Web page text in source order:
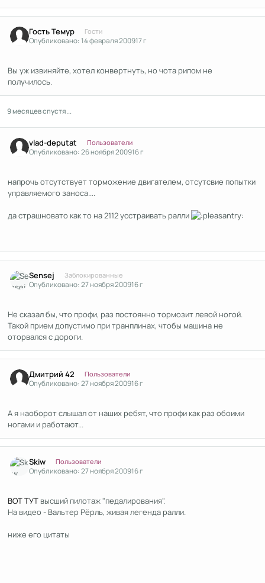
Гость Темур Гости
Опубликовано:14 февраля 200917 г
Вы уж извиняйте, хотел конвертнуть, но чота рипом не
получилось.
9 месяцев спустя...
vlad-deputat Пользователи
Опубликовано:26 ноября 200916 г
напрочь отсутствует торможение двигателем, отсутсвие попытки
управляемого заноса....
да страшновато как то на 2112 усстраивать ралли
Sensej Заблокированные
Опубликовано:27 ноября 200916 г
Не сказал бы, что профи, раз постоянно тормозит левой ногой.
Такой прием допустимо при транплинах, чтобы машина не
оторвался с дороги.
Дмитрий 42 Пользователи
Опубликовано:27 ноября 200916 г
А я наоборот слышал от наших ребят, что профи как раз обоими
ногами и работают...
Skiw Пользователи
Опубликовано:27 ноября 200916 г
ВОТ ТУТ высший пилотаж "педалирования".
На видео - Вальтер Рёрль, живая легенда ралли.
ниже его цитаты